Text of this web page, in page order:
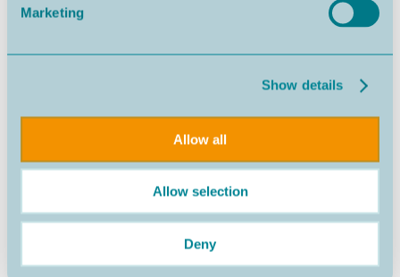
Marketing
Show details
Allow all
Allow selection
Deny
Live 360º Virtuele Tour te plannen.